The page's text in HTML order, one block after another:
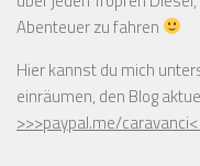
Abenteuer zu fahren
Hier kannst du mich
einräumen, den Blog
>>>paypal.me/